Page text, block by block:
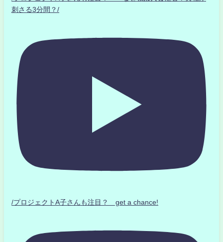
刺さる3分間？/
/プロジェクトA子さんも注目？ get a chance!